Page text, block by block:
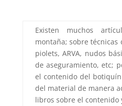
Existen muchos
montaña; sobre técnicas
piolets, ARVA, nudos
de aseguramiento, etc;
el contenido del
del material de manera
libros sobre el